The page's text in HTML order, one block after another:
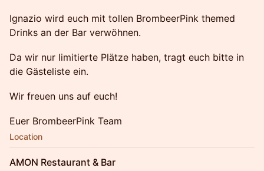
​Ignazio wird euch mit tollen BrombeerPink themed
Drinks an der Bar verwöhnen.
​Da wir nur limitierte Plätze haben, tragt euch bitte in
die Gästeliste ein.
​​Wir freuen uns auf euch!
​Euer BrombeerPink Team
Location
AMON Restaurant & Bar